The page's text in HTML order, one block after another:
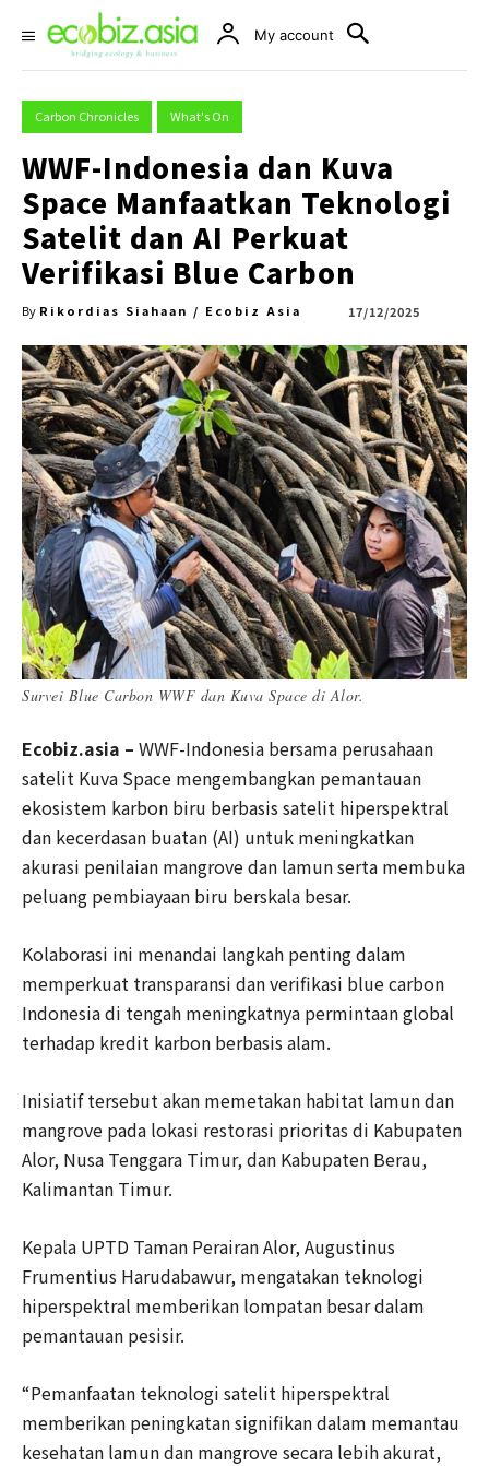
My account
Carbon Chronicles What's On
WWF-Indonesia dan Kuva
Space Manfaatkan Teknologi
Satelit dan AI Perkuat
Verifikasi Blue Carbon
By Rikordias Siahaan / Ecobiz Asia 17/12/2025
Survei Blue Carbon WWF dan Kuva Space di Alor.
Ecobiz.asia – WWF-Indonesia bersama perusahaan
satelit Kuva Space mengembangkan pemantauan
ekosistem karbon biru berbasis satelit hiperspektral
dan kecerdasan buatan (AI) untuk meningkatkan
akurasi penilaian mangrove dan lamun serta membuka
peluang pembiayaan biru berskala besar.
Kolaborasi ini menandai langkah penting dalam
memperkuat transparansi dan verifikasi blue carbon
Indonesia di tengah meningkatnya permintaan global
terhadap kredit karbon berbasis alam.
Inisiatif tersebut akan memetakan habitat lamun dan
mangrove pada lokasi restorasi prioritas di Kabupaten
Alor, Nusa Tenggara Timur, dan Kabupaten Berau,
Kalimantan Timur.
Kepala UPTD Taman Perairan Alor, Augustinus
Frumentius Harudabawur, mengatakan teknologi
hiperspektral memberikan lompatan besar dalam
pemantauan pesisir.
“Pemanfaatan teknologi satelit hiperspektral
memberikan peningkatan signifikan dalam memantau
kesehatan lamun dan mangrove secara lebih akurat,